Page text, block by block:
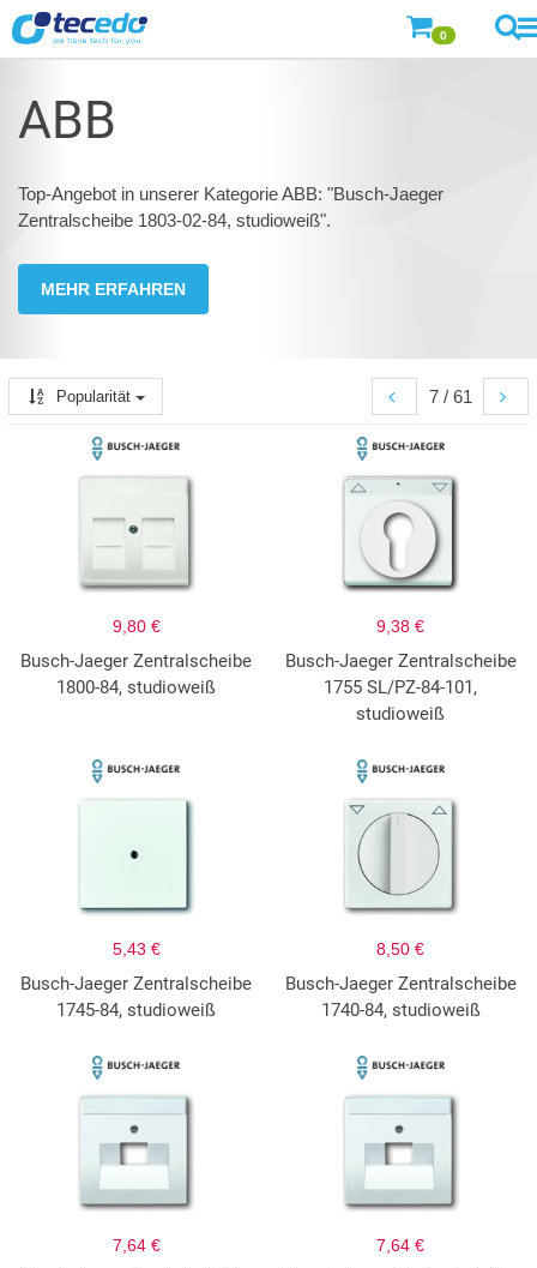
0
ABB
Top-Angebot in unserer Kategorie ABB: "Busch-Jaeger
Zentralscheibe 1803-02-84, studioweiß".
MEHR ERFAHREN
7 / 61
Popularität
9,80 €
Busch-Jaeger Zentralscheibe
1800-84, studioweiß
9,38 €
Busch-Jaeger Zentralscheibe
1755 SL/PZ-84-101,
studioweiß
5,43 €
Busch-Jaeger Zentralscheibe
1745-84, studioweiß
8,50 €
Busch-Jaeger Zentralscheibe
1740-84, studioweiß
7,64 € 7,64 €